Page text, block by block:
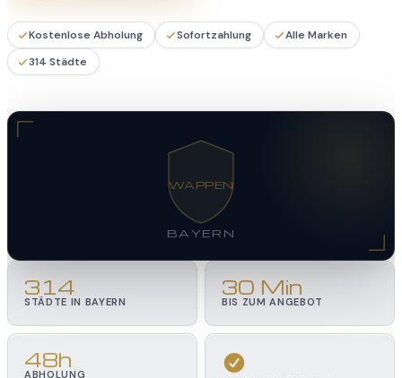
Kostenlose Abholung Sofortzahlung
Alle Marken
314 Städte
WAPPEN
BAYERN
314
STÄDTE IN BAYERN
30 Min
BIS ZUM ANGEBOT
48h
ABHOLUNG